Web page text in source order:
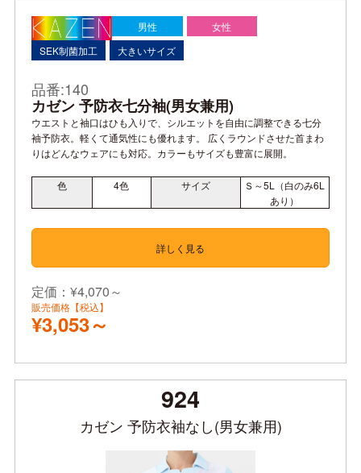
男性
女性
SEK制菌加工
大きいサイズ
品番:140
カゼン 予防衣七分袖(男女兼用)
ウエストと袖口はひも入りで、シルエットを自由に調整できる七分
袖予防衣。軽くて通気性にも優れます。 広くラウンドさせた首まわ
りはどんなウェアにも対応。カラーもサイズも豊富に展開。
色 4色 サイズ
Ｓ～5L（白のみ6L
あり）
詳しく見る
定価：¥4,070～
販売価格【税込】
¥3,053～
924
カゼン 予防衣袖なし(男女兼用)